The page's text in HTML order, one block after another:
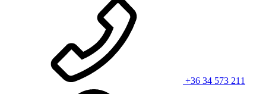
+36 34 573 211